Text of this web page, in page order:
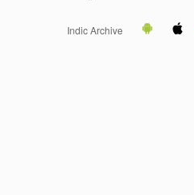
Indic Archive